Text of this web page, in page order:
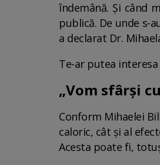
îndemână. Și când
publică. De unde s-
a declarat Dr.
Te-ar putea interesa
„Vom sfârși
Conform Mihaelei
caloric, cât și al
Acesta poate fi,